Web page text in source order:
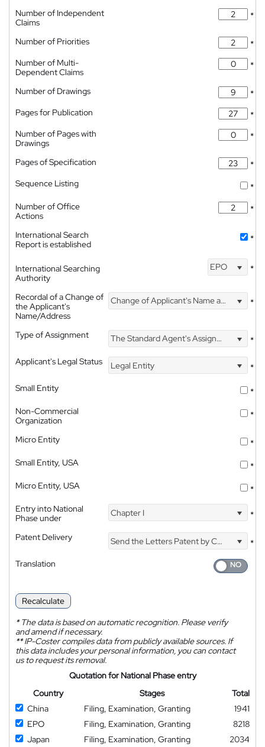
Number of Independent
Claims
*
Number of Priorities
*
Number of Multi-
Dependent Claims
*
Number of Drawings
*
Pages for Publication
*
Number of Pages with
Drawings
*
Pages of Specification
*
Sequence Listing
*
Number of Office
Actions
*
International Search
Report is established
*
International Searching
Authority
EPO *
Recordal of a Change of
the Applicant's
Name/Address
Change of Applicant's Name and Address *
Type of Assignment The Standard Agent's Assignment
*
Applicant's Legal Status
Legal Entity
*
Small Entity
*
Non-Commercial
Organization
*
Micro Entity
*
Small Entity, USA
*
Micro Entity, USA
*
Entry into National
Phase under
Chapter I *
Patent Delivery Send the Letters Patent by Courier
*
Translation
Recalculate
*The data is based on automatic recognition. Please verify
and amend if necessary.
**IP-Coster compiles data from publicly available sources. If
this data includes your personal information, you can contact
us to request its removal.
Quotation for National Phase entry
Country
Stages
Total
China
Filing, Examination, Granting
1941
EPO
Filing, Examination, Granting
8218
Japan
Filing, Examination, Granting 2034